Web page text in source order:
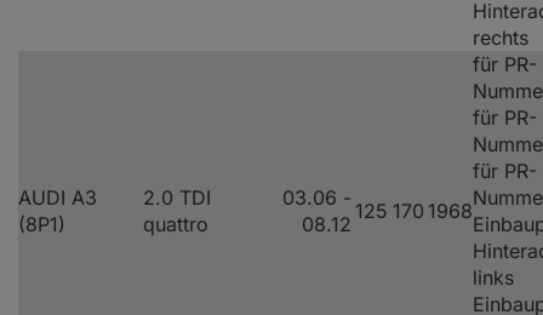
rechts
AUDI A3
(8P1)
2.0 TDI
quattro
03.06 -
08.12
125 170 1968
für PR-
für PR-
für PR-
links